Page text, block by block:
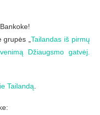
grupės „Tailandas iš pirmų
Džiaugsmo gatvėj.
Tailandą